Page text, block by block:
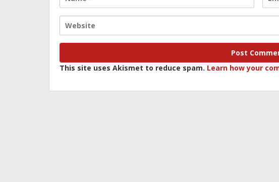
This site uses Akismet to reduce spam. Learn how your